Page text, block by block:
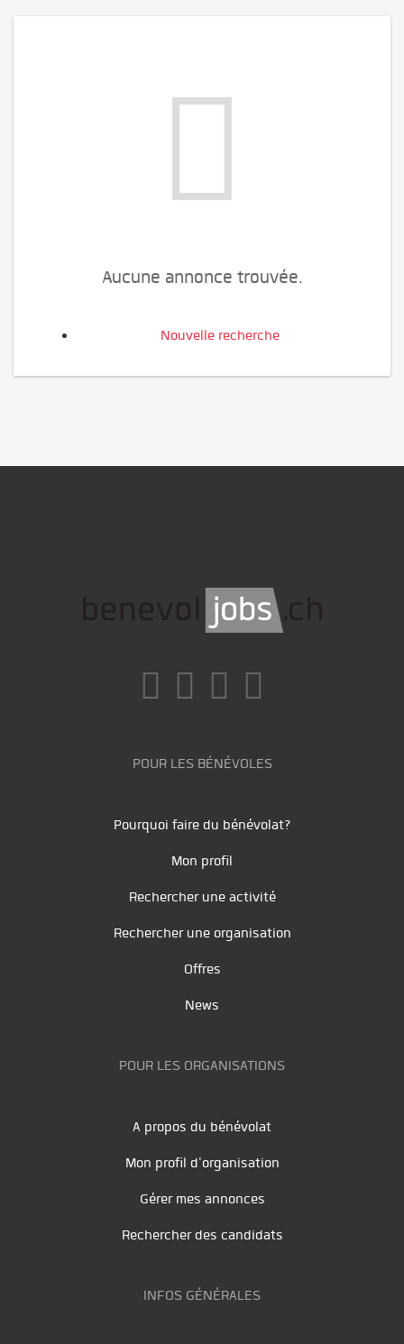
Aucune annonce trouvée.
Nouvelle recherche
POUR LES BÉNÉVOLES
Pourquoi faire du bénévolat?
Mon profil
Rechercher une activité
Rechercher une organisation
Offres
News
POUR LES ORGANISATIONS
A propos du bénévolat
Mon profil d'organisation
Gérer mes annonces
Rechercher des candidats
INFOS GÉNÉRALES